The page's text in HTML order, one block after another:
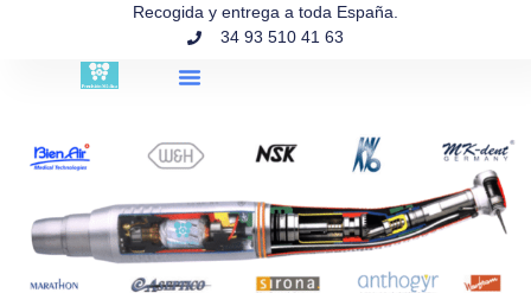
Recogida y entrega a toda España.
34 93 510 41 63